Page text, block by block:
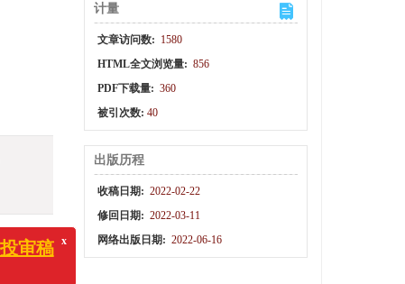
计量
文章访问数: 1580
HTML全文浏览量: 856
PDF下载量: 360
被引次数: 40
出版历程
收稿日期: 2022-02-22
修回日期: 2022-03-11
网络出版日期: 2022-06-16